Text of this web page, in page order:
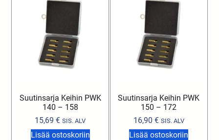
Suutinsarja Keihin PWK
140 – 158
15,69€ SIS. ALV
Lisää ostoskoriin
Suutinsarja Keihin PWK
150 – 172
16,90 € SIS. ALV
Lisää ostoskoriin